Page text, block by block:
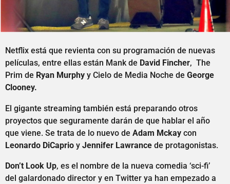
Netflix está que revienta con su programación de nuevas
películas, entre ellas están Mank de David Fincher, The
Prim de Ryan Murphy y Cielo de Media Noche de George
Clooney.
El gigante streaming también está preparando otros
proyectos que seguramente darán de que hablar el año
que viene. Se trata de lo nuevo de Adam Mckay con
Leonardo DiCaprio y Jennifer Lawrance de protagonistas.
Don’t Look Up, es el nombre de la nueva comedia ‘sci-fi’
del galardonado director y en Twitter ya han empezado a